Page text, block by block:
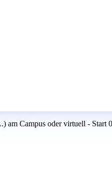
am Campus oder virtuell - Start